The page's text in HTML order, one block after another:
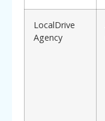
LocalDrive
Agency